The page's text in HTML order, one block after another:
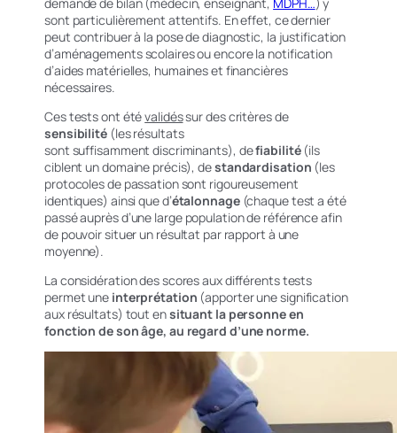
sont particulièrement attentifs. En effet, ce dernier
peut contribuer à la pose de diagnostic, la justification
d’aménagements scolaires ou encore la notification
d’aides matérielles, humaines et financières
nécessaires.
Ces tests ont étévalidéssur des critères de
sensibilité (les résultats
sont suffisamment discriminants), defiabilité (ils
ciblent un domaine précis), destandardisation (les
protocoles de passation sont rigoureusement
identiques) ainsi que d’étalonnage(chaque test a été
passé auprès d’une large population de référence afin
de pouvoir situer un résultat par rapport à une
moyenne).
La considération des scores aux différents tests
permet une interprétation (apporter une signification
aux résultats) tout ensituant la personne en
fonction de son âge, au regard d’une norme.